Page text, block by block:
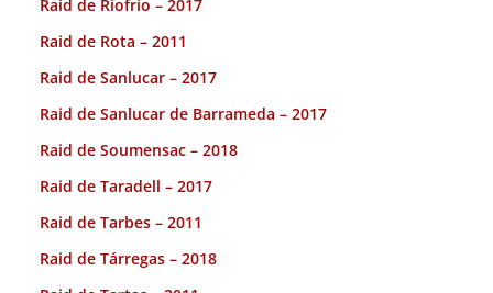
Raid de Riofrio – 2017
Raid de Rota – 2011
Raid de Sanlucar – 2017
Raid de Sanlucar de Barrameda – 2017
Raid de Soumensac – 2018
Raid de Taradell – 2017
Raid de Tarbes – 2011
Raid de Tárregas – 2018